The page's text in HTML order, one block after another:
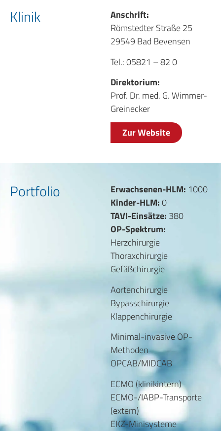
Klinik
Anschrift:
Römstedter Straße 25
29549 Bad Bevensen
Tel.: 05821 – 82 0
Direktorium:
Prof. Dr. med. G. Wimmer-
Greinecker
Zur Website
Portfolio Erwachsenen-HLM: 1000
Kinder-HLM:0
TAVI-Einsätze: 380
OP-Spektrum:
Herzchirurgie
Thoraxchirurgie
Gefäßchirurgie
Aortenchirurgie
Bypasschirurgie
Klappenchirurgie
Minimal-invasive OP-
Methoden
OPCAB/MIDCAB
ECMO (klinikintern)
ECMO-/IABP-Transporte
(extern)
EKZ-Minisysteme